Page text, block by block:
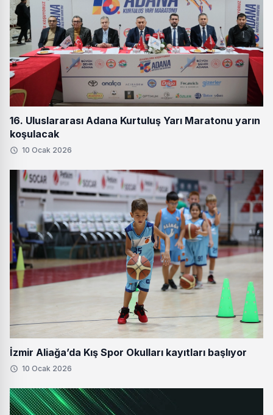
16. Uluslararası Adana Kurtuluş Yarı Maratonu yarın
koşulacak
10 Ocak 2026
İzmir Aliağa’da Kış Spor Okulları kayıtları başlıyor
10 Ocak 2026